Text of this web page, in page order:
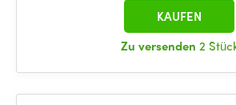
Zu versenden 2
KAUFEN